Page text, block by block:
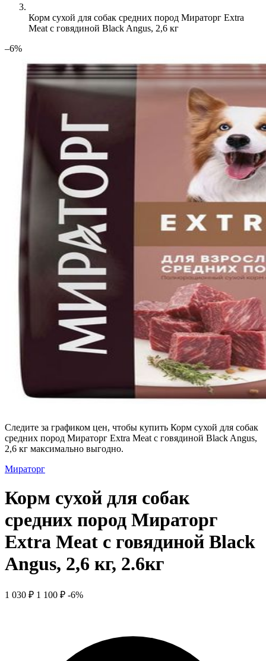
Корм сухой для собак средних пород Мираторг Extra
Meat с говядиной Black Angus, 2,6 кг
–6%
Следите за графиком цен, чтобы купить Корм сухой для собак
средних пород Мираторг Extra Meat с говядиной Black Angus,
2,6 кг максимально выгодно.
Мираторг
Корм сухой для собак
средних пород Мираторг
Extra Meat с говядиной Black
Angus, 2,6 кг, 2.6кг
1 030 ₽ 1 100 ₽ -6%